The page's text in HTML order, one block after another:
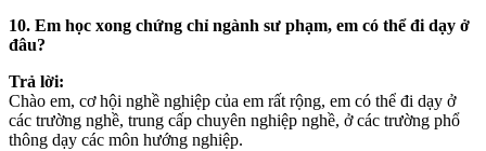
10. Em học xong chứng chỉ ngành sư phạm, em có thể đi dạy ở
đâu?
Trả lời:
Chào em, cơ hội nghề nghiệp của em rất rộng, em có thể đi dạy ở
các trường nghề, trung cấp chuyên nghiệp nghề, ở các trường phổ
thông dạy các môn hướng nghiệp.